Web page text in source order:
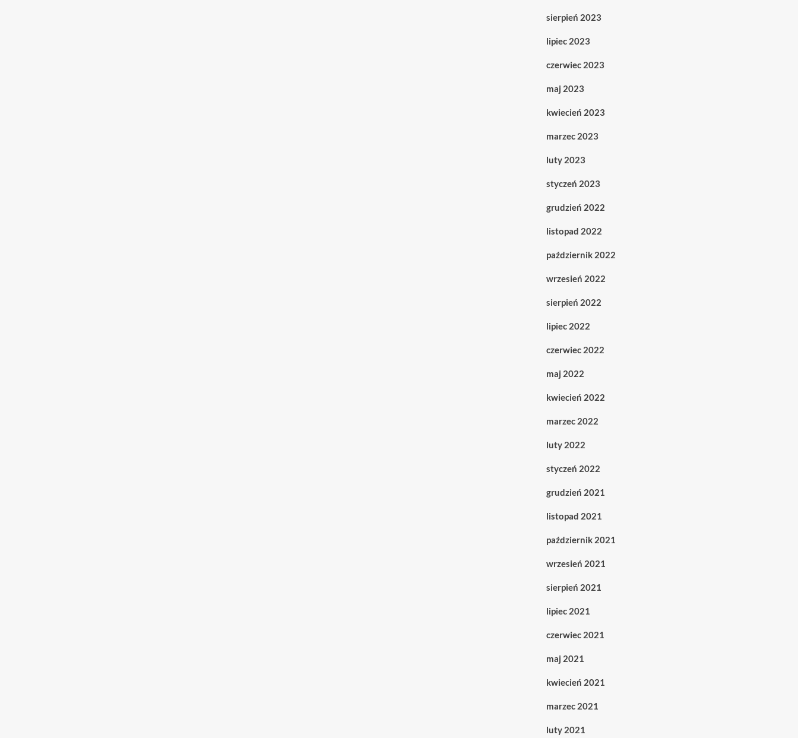
sierpień 2023
lipiec 2023
czerwiec 2023
maj 2023
kwiecień 2023
marzec 2023
luty 2023
styczeń 2023
grudzień 2022
listopad 2022
październik 2022
wrzesień 2022
sierpień 2022
lipiec 2022
czerwiec 2022
maj 2022
kwiecień 2022
marzec 2022
luty 2022
styczeń 2022
grudzień 2021
listopad 2021
październik 2021
wrzesień 2021
sierpień 2021
lipiec 2021
czerwiec 2021
maj 2021
kwiecień 2021
marzec 2021
luty 2021